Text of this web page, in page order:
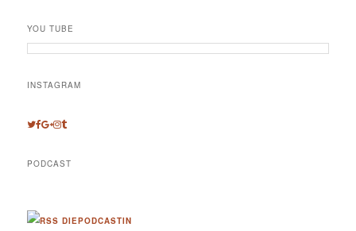
YOU TUBE
INSTAGRAM
PODCAST
DIEPODCASTIN